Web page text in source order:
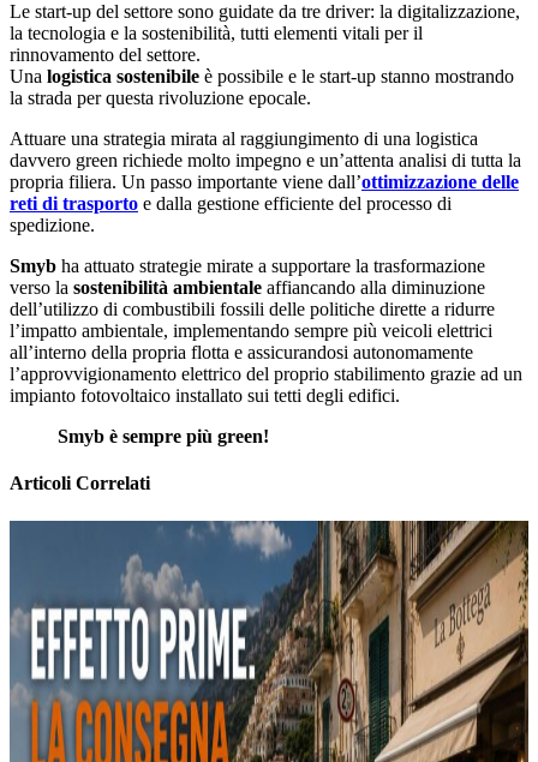
Le start-up del settore sono guidate da tre driver: la digitalizzazione,
la tecnologia e la sostenibilità, tutti elementi vitali per il
rinnovamento del settore.
Una logistica sostenibile è possibile e le start-up stanno mostrando
la strada per questa rivoluzione epocale.
Attuare una strategia mirata al raggiungimento di una logistica
davvero green richiede molto impegno e un’attenta analisi di tutta la
propria filiera. Un passo importante viene dall’ottimizzazione delle
reti di trasporto e dalla gestione efficiente del processo di
spedizione.
Smyb ha attuato strategie mirate a supportare la trasformazione
verso la sostenibilità ambientale affiancando alla diminuzione
dell’utilizzo di combustibili fossili delle politiche dirette a ridurre
l’impatto ambientale, implementando sempre più veicoli elettrici
all’interno della propria flotta e assicurandosi autonomamente
l’approvvigionamento elettrico del proprio stabilimento grazie ad un
impianto fotovoltaico installato sui tetti degli edifici.
Smyb è sempre più green!
Articoli Correlati